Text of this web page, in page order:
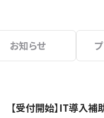
お知らせ
【受付開始】IT導入